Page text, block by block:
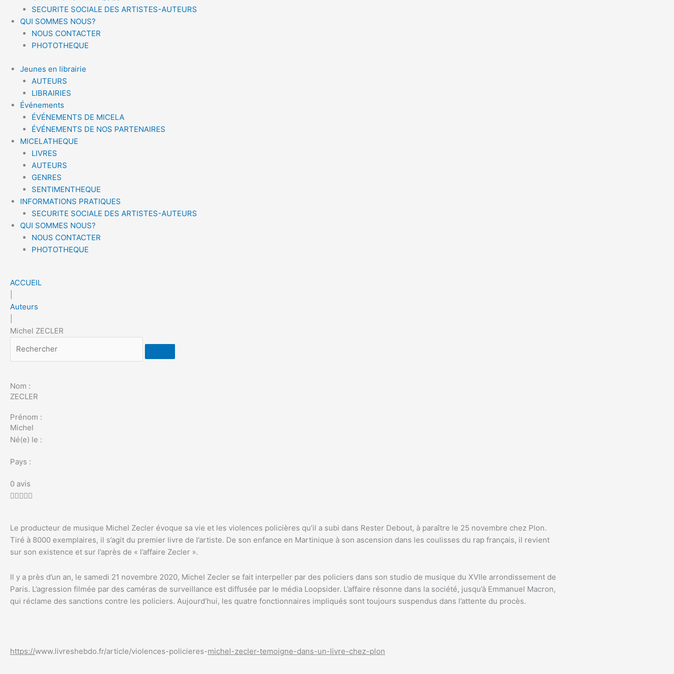
SECURITE SOCIALE DES ARTISTES-AUTEURS
QUI SOMMES NOUS?
NOUS CONTACTER
PHOTOTHEQUE
Jeunes en librairie
AUTEURS
LIBRAIRIES
Événements
ÉVÉNEMENTS DE MICELA
ÉVÉNEMENTS DE NOS PARTENAIRES
MICELATHEQUE
LIVRES
AUTEURS
GENRES
SENTIMENTHEQUE
INFORMATIONS PRATIQUES
SECURITE SOCIALE DES ARTISTES-AUTEURS
QUI SOMMES NOUS?
NOUS CONTACTER
PHOTOTHEQUE
ACCUEIL
Auteurs
Michel ZECLER
Nom :
ZECLER
Prénom :
Michel
Né(e) le :
Pays :
0 avis

Le producteur de musique Michel Zecler évoque sa vie et les violences policières qu’il a subi dans Rester Debout, à paraître le 25 novembre chez Plon.
Tiré à 8000 exemplaires, il s’agit du premier livre de l’artiste. De son enfance en Martinique à son ascension dans les coulisses du rap français, il revient
sur son existence et sur l’après de « l’affaire Zecler ».
Il y a près d’un an, le samedi 21 novembre 2020, Michel Zecler se fait interpeller par des policiers dans son studio de musique du XVIIe arrondissement de
Paris. L’agression filmée par des caméras de surveillance est diffusée par le média Loopsider. L’affaire résonne dans la société, jusqu’à Emmanuel Macron,
qui réclame des sanctions contre les policiers. Aujourd’hui, les quatre fonctionnaires impliqués sont toujours suspendus dans l’attente du procès.
https://www.livreshebdo.fr/article/violences-policieres-michel-zecler-temoigne-dans-un-livre-chez-plon